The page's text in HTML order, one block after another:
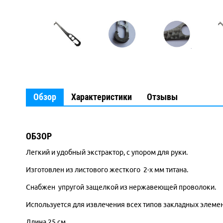
Обзор Характеристики Отзывы
ОБЗОР
Легкий и удобный экстрактор, с упором для руки.
Изготовлен из листового жесткого 2-х мм титана.
Снабжен упругой защелкой из нержавеющей проволоки.
Используется для извлечения всех типов закладных